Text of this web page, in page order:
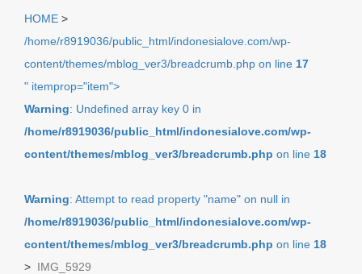
HOME >
/home/r8919036/public_html/indonesialove.com/wp-
content/themes/mblog_ver3/breadcrumb.php on line 17
" itemprop="item">
Warning: Undefined array key 0 in
/home/r8919036/public_html/indonesialove.com/wp-
content/themes/mblog_ver3/breadcrumb.php on line 18
Warning: Attempt to read property "name" on null in
/home/r8919036/public_html/indonesialove.com/wp-
content/themes/mblog_ver3/breadcrumb.php on line 18
> IMG_5929